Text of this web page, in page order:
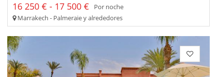
16 250 € - 17 500 €
Por noche
Marrakech - Palmeraie y alrededores